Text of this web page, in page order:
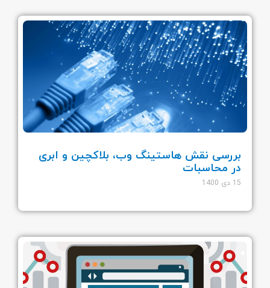
بررسی نقش هاستینگ وب، بلاکچین و ابری
در محاسبات
15 دی 1400